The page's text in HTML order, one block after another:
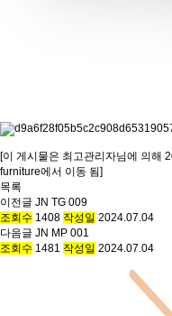
[이 게시물은 최고관리자님에 의해
furniture에서 이동 됨]
목록
이전글 JN TG 009
조회수 1408 작성일 2024.07.04
다음글 JN MP 001
조회수 1481 작성일 2024.07.04